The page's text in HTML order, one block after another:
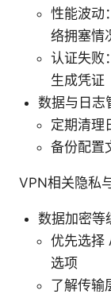
性能波动
络拥塞情
认证失败
生成凭证
数据与日志
定期清理
备份配置
VPN相关隐私
数据加密等
优先选择
选项
了解传输